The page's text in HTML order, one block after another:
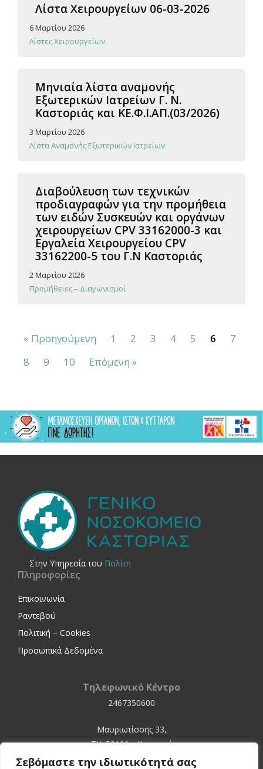
Σεβόμαστε την ιδιωτικότητά σας
Λίστα Χειρουργείων 06-03-2026
6 Μαρτίου 2026
Λίστες Χειρουργείων
Μηνιαία λίστα αναμονής
Εξωτερικών Ιατρείων Γ. Ν.
Καστοριάς και ΚΕ.Φ.Ι.ΑΠ.(03/2026)
3 Μαρτίου 2026
Λίστα Αναμονής Εξωτερικών Ιατρείων
Διαβούλευση των τεχνικών
προδιαγραφών για την προμήθεια
των ειδών Συσκευών και οργάνων
χειρουργείων CPV 33162000-3 και
Εργαλεία Χειρουργείου CPV
33162200-5 του Γ.Ν Καστοριάς
2 Μαρτίου 2026
Προμήθειες – Διαγωνισμοί
« Προηγούμενη 1 2 3 4 5 6
7
8
9 10 Επόμενη »
Στην Yπηρεσία του Πολίτη
Πληροφορίες
Επικοινωνία
Ραντεβού
Πολιτική – Cookies
Προσωπικά Δεδομένα
Τηλεφωνικό Κέντρο
2467350600
Μαυριωτίσσης 33,
ΤΚ. 52100 - Καστοριά